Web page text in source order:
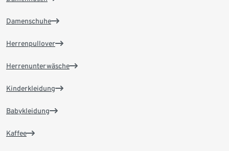
Damenschuhe
Herrenpullover
Herrenunterwäsche
Kinderkleidung
Babykleidung
Kaffee